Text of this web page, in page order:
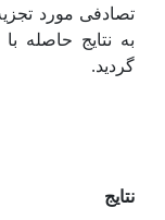
تصادفی مورد
گردید.
نتایج